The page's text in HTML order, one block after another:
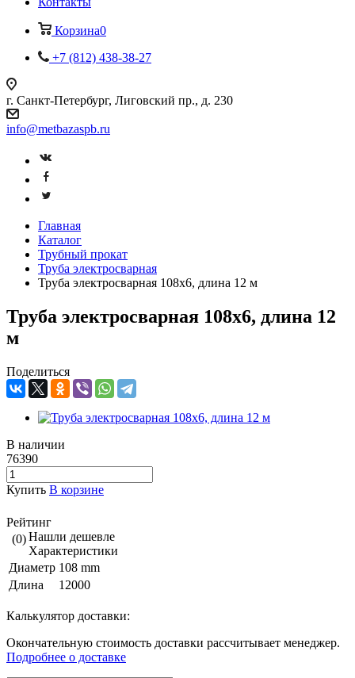
Корзина0
+7 (812) 438-38-27
г. Санкт-Петербург, Лиговский пр., д. 230
info@metbazaspb.ru
Главная
Каталог
Трубный прокат
Труба электросварная
Труба электросварная 108х6, длина 12 м
Труба электросварная 108х6, длина 12
м
Поделиться
В наличии
76390
Купить В корзине
Рейтинг
(0)Нашли дешевле
Характеристики
Диаметр 108 mm
Длина
12000
Калькулятор доставки:
Окончательную стоимость доставки рассчитывает менеджер.
Подробнее о доставке